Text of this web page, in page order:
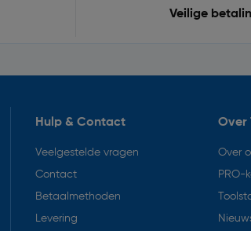
Veilige
Hulp & Contact
Veelgestelde vragen
Contact
Betaalmethoden
Levering
Over
Over
PRO-